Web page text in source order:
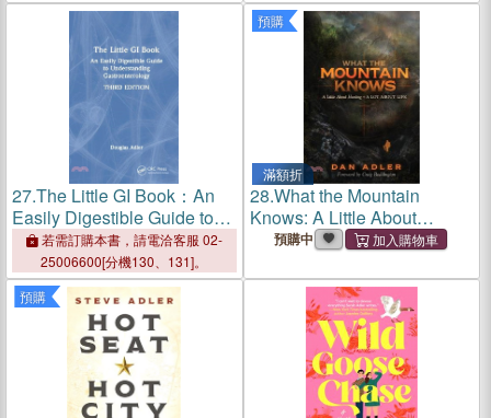
27.The Little GI Book：An
Easily Digestible Guide to
Understanding
Gastroenterology
若需訂購本書，請電洽客服 02-
25006600[分機130、131]。
預購
滿額折
28.What the Mountain
Knows: A Little About
Hunting & A Lot About Life
預購中
預購